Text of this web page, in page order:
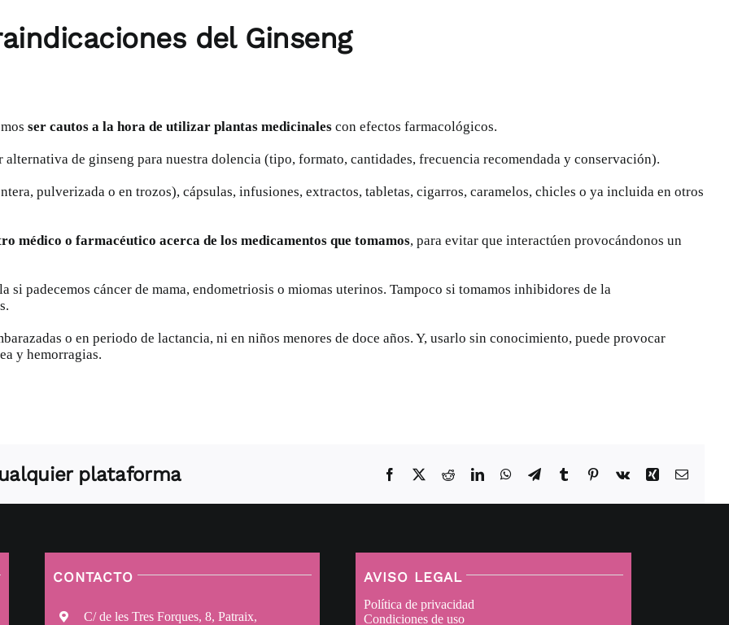
del Ginseng
ser cautos a la hora de utilizar plantas medicinales con efectos farmacológicos.
alternativa de ginseng para nuestra dolencia (tipo, formato, cantidades, frecuencia recomendada y conservación).
pulverizada o en trozos), cápsulas, infusiones, extractos, tabletas, cigarros, caramelos, chicles o ya incluida en otros
médico o farmacéutico acerca de los medicamentos que tomamos, para evitar que interactúen provocándonos un
si padecemos cáncer de mama, endometriosis o miomas uterinos. Tampoco si tomamos inhibidores de la
o en periodo de lactancia, ni en niños menores de doce años. Y, usarlo sin conocimiento, puede provocar
y hemorragias.
plataforma Facebook RedditLinkedInWhatsApp
TelegramTumblr Pinterest
Vk Xing Correo
CONTACTO
C/ de les Tres Forques, 8, Patraix,
AVISO LEGAL
Política de privacidad
Condiciones de uso